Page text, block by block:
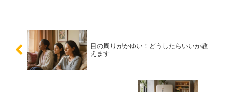
目の周りがかゆい！どうしたらいいか教
えます